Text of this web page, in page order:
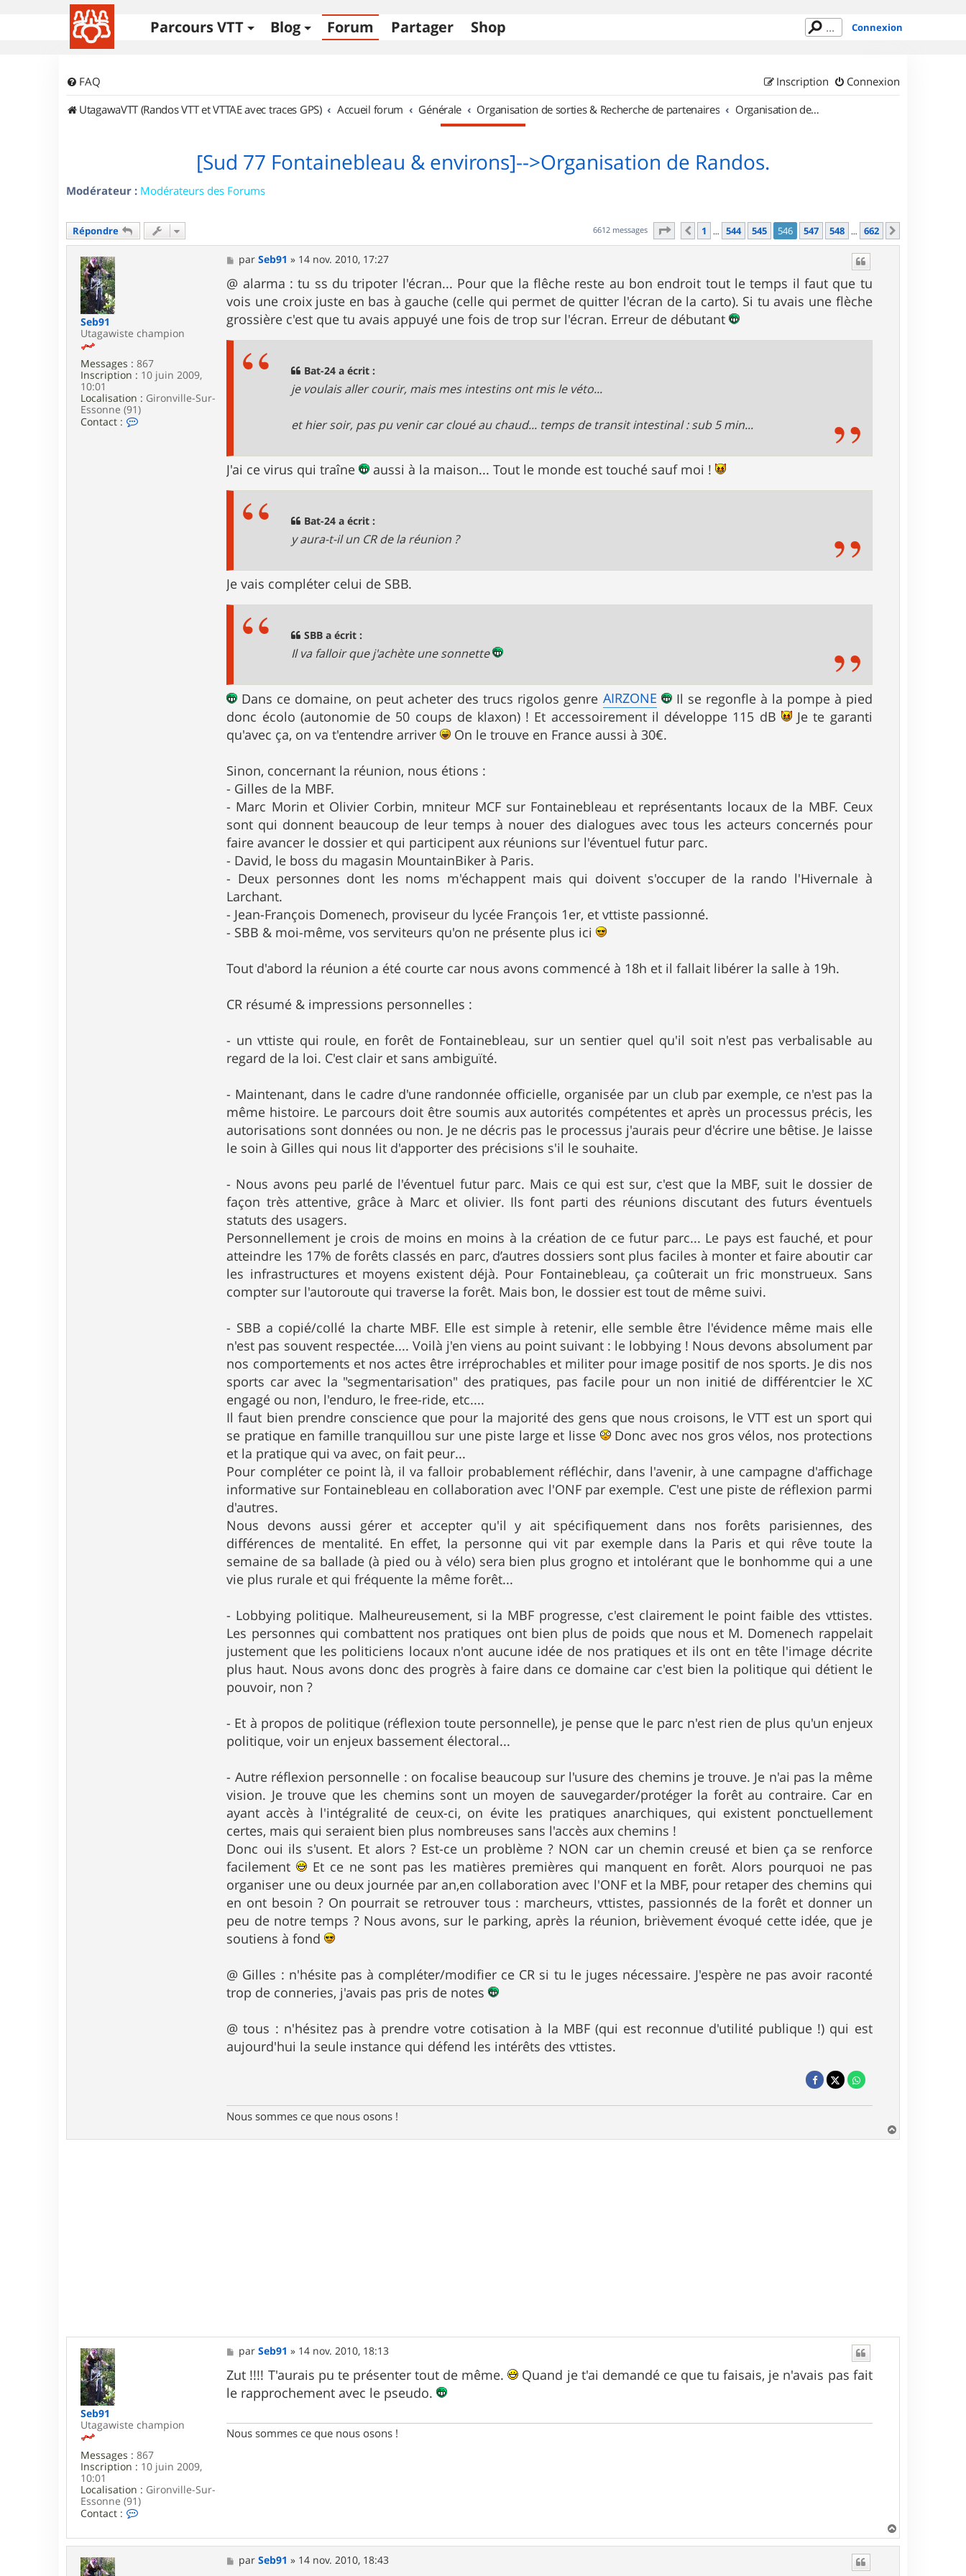
Parcours VTT Blog Forum Partager Shop Connexion
FAQ Connexion
Inscription
UtagawaVTT (Randos VTT et VTTAE avec traces GPS)
Accueil forum Générale Organisation de sorties & Recherche de partenaires Organisation de sorties en région Île de France
[Sud 77 Fontainebleau & environs]-->Organisation de Randos.
Modérateur : Modérateurs des Forums
Répondre 6612 messages Page 546 sur662
Précédent
1 … 544 545 546 547 548 … 662
Seb91
Utagawiste champion
Messages : 867
Inscription : 10 juin 2009,
10:01
Localisation : Gironville-Sur-
Essonne (91)
Contact :
M
e
s
a
g
e
parSeb91 » 14 nov. 2010, 17:27
@ alarma : tu ss du tripoter l'écran... Pour que la flêche reste au bon endroit tout le temps il faut que tu
vois une croix juste en bas à gauche (celle qui permet de quitter l'écran de la carto). Si tu avais une flèche
grossière c'est que tu avais appuyé une fois de trop sur l'écran. Erreur de débutant
Bat-24 a écrit :
je voulais aller courir, mais mes intestins ont mis le véto...
et hier soir, pas pu venir car cloué au chaud... temps de transit intestinal : sub 5 min...
J'ai ce virus qui traîne aussi à la maison... Tout le monde est touché sauf moi !
Bat-24 a écrit :
y aura-t-il un CR de la réunion ?
Je vais compléter celui de SBB.
SBB a écrit :
Il va falloir que j'achète une sonnette
Dans ce domaine, on peut acheter des trucs rigolos genre AIRZONE
Il se regonfle à la pompe à pied
donc écolo (autonomie de 50 coups de klaxon) ! Et accessoirement il développe 115 dB
Je te garanti
qu'avec ça, on va t'entendre arriver
On le trouve en France aussi à 30€.
Sinon, concernant la réunion, nous étions :
- Gilles de la MBF.
- Marc Morin et Olivier Corbin, mniteur MCF sur Fontainebleau et représentants locaux de la MBF. Ceux
sont qui donnent beaucoup de leur temps à nouer des dialogues avec tous les acteurs concernés pour
faire avancer le dossier et qui participent aux réunions sur l'éventuel futur parc.
- David, le boss du magasin MountainBiker à Paris.
- Deux personnes dont les noms m'échappent mais qui doivent s'occuper de la rando l'Hivernale à
Larchant.
- Jean-François Domenech, proviseur du lycée François 1er, et vttiste passionné.
- SBB & moi-même, vos serviteurs qu'on ne présente plus ici
Tout d'abord la réunion a été courte car nous avons commencé à 18h et il fallait libérer la salle à 19h.
CR résumé & impressions personnelles :
- un vttiste qui roule, en forêt de Fontainebleau, sur un sentier quel qu'il soit n'est pas verbalisable au
regard de la loi. C'est clair et sans ambiguïté.
- Maintenant, dans le cadre d'une randonnée officielle, organisée par un club par exemple, ce n'est pas la
même histoire. Le parcours doit être soumis aux autorités compétentes et après un processus précis, les
autorisations sont données ou non. Je ne décris pas le processus j'aurais peur d'écrire une bêtise. Je laisse
le soin à Gilles qui nous lit d'apporter des précisions s'il le souhaite.
- Nous avons peu parlé de l'éventuel futur parc. Mais ce qui est sur, c'est que la MBF, suit le dossier de
façon très attentive, grâce à Marc et olivier. Ils font parti des réunions discutant des futurs éventuels
statuts des usagers.
Personnellement je crois de moins en moins à la création de ce futur parc... Le pays est fauché, et pour
atteindre les 17% de forêts classés en parc, d’autres dossiers sont plus faciles à monter et faire aboutir car
les infrastructures et moyens existent déjà. Pour Fontainebleau, ça coûterait un fric monstrueux. Sans
compter sur l'autoroute qui traverse la forêt. Mais bon, le dossier est tout de même suivi.
- SBB a copié/collé la charte MBF. Elle est simple à retenir, elle semble être l'évidence même mais elle
n'est pas souvent respectée.... Voilà j'en viens au point suivant : le lobbying ! Nous devons absolument par
nos comportements et nos actes être irréprochables et militer pour image positif de nos sports. Je dis nos
sports car avec la "segmentarisation" des pratiques, pas facile pour un non initié de différentcier le XC
engagé ou non, l'enduro, le free-ride, etc....
Il faut bien prendre conscience que pour la majorité des gens que nous croisons, le VTT est un sport qui
se pratique en famille tranquillou sur une piste large et lisse
Donc avec nos gros vélos, nos protections
et la pratique qui va avec, on fait peur...
Pour compléter ce point là, il va falloir probablement réfléchir, dans l'avenir, à une campagne d'affichage
informative sur Fontainebleau en collaboration avec l'ONF par exemple. C'est une piste de réflexion parmi
d'autres.
Nous devons aussi gérer et accepter qu'il y ait spécifiquement dans nos forêts parisiennes, des
différences de mentalité. En effet, la personne qui vit par exemple dans la Paris et qui rêve toute la
semaine de sa ballade (à pied ou à vélo) sera bien plus grogno et intolérant que le bonhomme qui a une
vie plus rurale et qui fréquente la même forêt...
- Lobbying politique. Malheureusement, si la MBF progresse, c'est clairement le point faible des vttistes.
Les personnes qui combattent nos pratiques ont bien plus de poids que nous et M. Domenech rappelait
justement que les politiciens locaux n'ont aucune idée de nos pratiques et ils ont en tête l'image décrite
plus haut. Nous avons donc des progrès à faire dans ce domaine car c'est bien la politique qui détient le
pouvoir, non ?
- Et à propos de politique (réflexion toute personnelle), je pense que le parc n'est rien de plus qu'un enjeux
politique, voir un enjeux bassement électoral...
- Autre réflexion personnelle : on focalise beaucoup sur l'usure des chemins je trouve. Je n'ai pas la même
vision. Je trouve que les chemins sont un moyen de sauvegarder/protéger la forêt au contraire. Car en
ayant accès à l'intégralité de ceux-ci, on évite les pratiques anarchiques, qui existent ponctuellement
certes, mais qui seraient bien plus nombreuses sans l'accès aux chemins !
Donc oui ils s'usent. Et alors ? Est-ce un problème ? NON car un chemin creusé et bien ça se renforce
facilement
Et ce ne sont pas les matières premières qui manquent en forêt. Alors pourquoi ne pas
organiser une ou deux journée par an,en collaboration avec l'ONF et la MBF, pour retaper des chemins qui
en ont besoin ? On pourrait se retrouver tous : marcheurs, vttistes, passionnés de la forêt et donner un
peu de notre temps ? Nous avons, sur le parking, après la réunion, brièvement évoqué cette idée, que je
soutiens à fond
@ Gilles : n'hésite pas à compléter/modifier ce CR si tu le juges nécessaire. J'espère ne pas avoir raconté
trop de conneries, j'avais pas pris de notes
@ tous : n'hésitez pas à prendre votre cotisation à la MBF (qui est reconnue d'utilité publique !) qui est
aujourd'hui la seule instance qui défend les intérêts des vttistes.
Nous sommes ce que nous osons !
a
Seb91
Utagawiste champion
Messages : 867
Inscription : 10 juin 2009,
10:01
Localisation : Gironville-Sur-
Essonne (91)
Contact :
t
M
e
s
s
a
parSeb91 » 14 nov. 2010, 18:13
Zut !!!! T'aurais pu te présenter tout de même.
Quand je t'ai demandé ce que tu faisais, je n'avais pas fait
le rapprochement avec le pseudo.
Nous sommes ce que nous osons !
a
M
e
parSeb91 » 14 nov. 2010, 18:43